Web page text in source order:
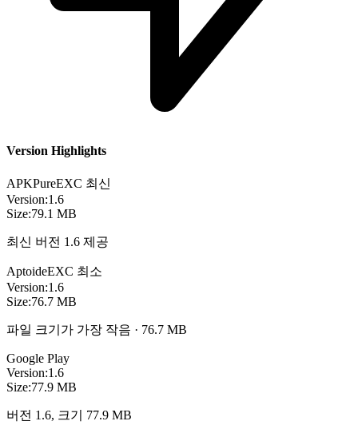
Version Highlights
APKPureEXC 최신
Version:1.6
Size:79.1 MB
최신 버전 1.6 제공
AptoideEXC 최소
Version:1.6
Size:76.7 MB
파일 크기가 가장 작음 · 76.7 MB
Google Play
Version:1.6
Size:77.9 MB
버전 1.6, 크기 77.9 MB